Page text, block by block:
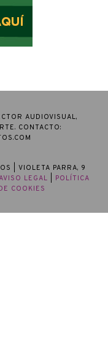
AUDIOVISUAL,
CONTACTO:
| VIOLETA PARRA, 9
LEGAL
POLÍTICA
COOKIES